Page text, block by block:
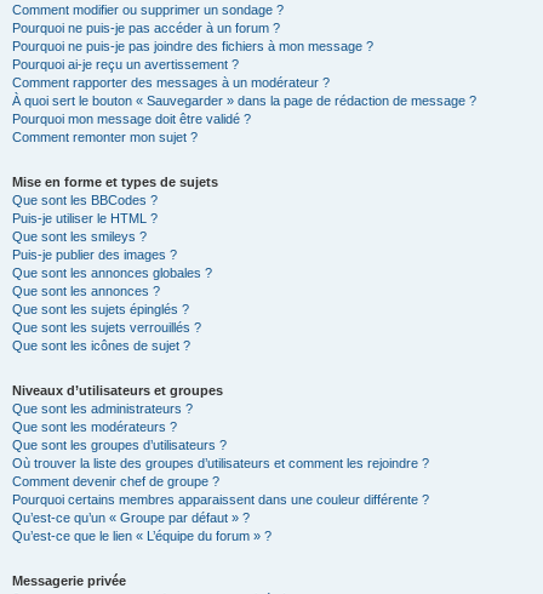
Comment modifier ou supprimer un sondage ?
Pourquoi ne puis-je pas accéder à un forum ?
Pourquoi ne puis-je pas joindre des fichiers à mon message ?
Pourquoi ai-je reçu un avertissement ?
Comment rapporter des messages à un modérateur ?
À quoi sert le bouton « Sauvegarder » dans la page de rédaction de message ?
Pourquoi mon message doit être validé ?
Comment remonter mon sujet ?
Mise en forme et types de sujets
Que sont les BBCodes ?
Puis-je utiliser le HTML ?
Que sont les smileys ?
Puis-je publier des images ?
Que sont les annonces globales ?
Que sont les annonces ?
Que sont les sujets épinglés ?
Que sont les sujets verrouillés ?
Que sont les icônes de sujet ?
Niveaux d’utilisateurs et groupes
Que sont les administrateurs ?
Que sont les modérateurs ?
Que sont les groupes d’utilisateurs ?
Où trouver la liste des groupes d’utilisateurs et comment les rejoindre ?
Comment devenir chef de groupe ?
Pourquoi certains membres apparaissent dans une couleur différente ?
Qu’est-ce qu’un « Groupe par défaut » ?
Qu’est-ce que le lien « L’équipe du forum » ?
Messagerie privée